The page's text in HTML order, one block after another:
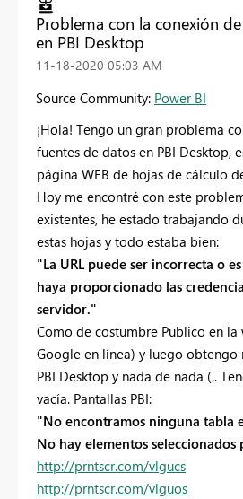
Problema con la conexión
en PBI Desktop
‎11-18-2020 05:03 AM
Source Community: Power BI
¡Hola! Tengo un gran problema
fuentes de datos en PBI Desktop,
página WEB de hojas de cálculo
Hoy me encontré con este
existentes, he estado trabajando
estas hojas y todo estaba bien:
"La URL puede ser incorrecta o
haya proporcionado las
servidor."
Como de costumbre Publico en
Google en línea) y luego obtengo
PBI Desktop y nada de nada (..
vacía. Pantallas PBI:
"No encontramos ninguna tabla
No hay elementos
http://prntscr.com/vlgucs
http://prntscr.com/vlguos